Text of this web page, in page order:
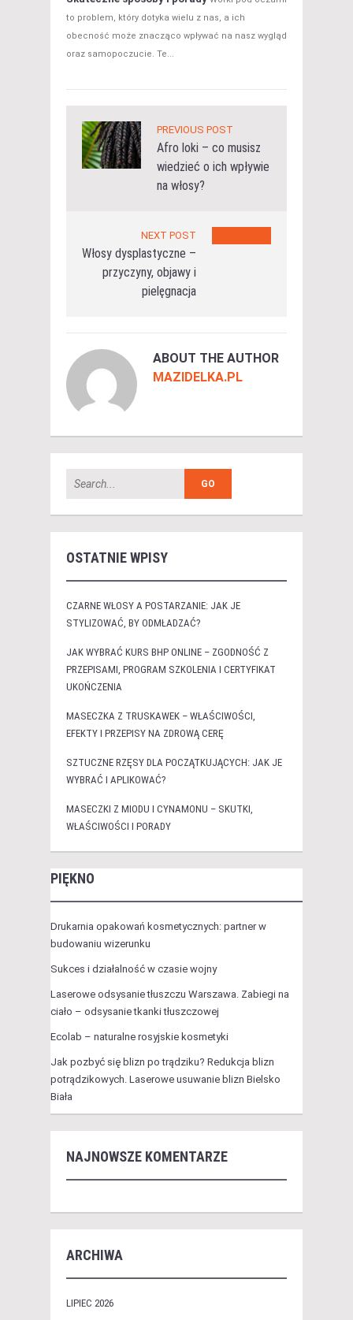
to problem, który dotyka wielu z nas, a ich
obecność może znacząco wpływać na nasz wygląd
oraz samopoczucie. Te...
PREVIOUS POST
Afro loki – co musisz
wiedzieć o ich wpływie
na włosy?
NEXT POST
Włosy dysplastyczne –
przyczyny, objawy i
pielęgnacja
ABOUT THE AUTHOR
MAZIDELKA.PL
OSTATNIE WPISY
CZARNE WŁOSY A POSTARZANIE: JAK JE
STYLIZOWAĆ, BY ODMŁADZAĆ?
JAK WYBRAĆ KURS BHP ONLINE – ZGODNOŚĆ Z
PRZEPISAMI, PROGRAM SZKOLENIA I CERTYFIKAT
UKOŃCZENIA
MASECZKA Z TRUSKAWEK – WŁAŚCIWOŚCI,
EFEKTY I PRZEPISY NA ZDROWĄ CERĘ
SZTUCZNE RZĘSY DLA POCZĄTKUJĄCYCH: JAK JE
WYBRAĆ I APLIKOWAĆ?
MASECZKI Z MIODU I CYNAMONU – SKUTKI,
WŁAŚCIWOŚCI I PORADY
PIĘKNO
Drukarnia opakowań kosmetycznych: partner w
budowaniu wizerunku
Sukces i działalność w czasie wojny
Laserowe odsysanie tłuszczu Warszawa. Zabiegi na
ciało – odsysanie tkanki tłuszczowej
Ecolab – naturalne rosyjskie kosmetyki
Jak pozbyć się blizn po trądziku? Redukcja blizn
potrądzikowych. Laserowe usuwanie blizn Bielsko
Biała
NAJNOWSZE KOMENTARZE
ARCHIWA
LIPIEC 2026